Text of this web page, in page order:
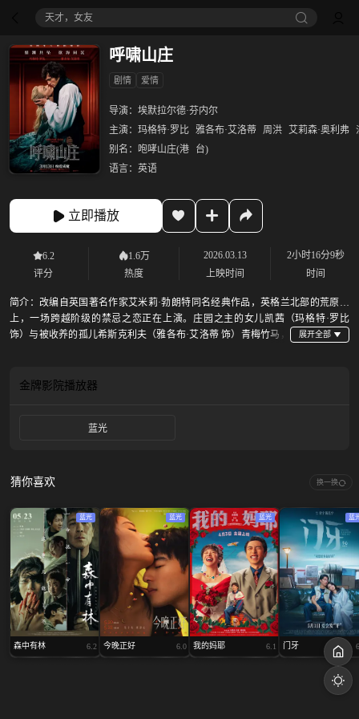
天才，女友
呼啸山庄
剧情 爱情
导演： 埃默拉尔德·芬内尔
主演： 玛格特·罗比 雅各布·艾洛蒂 周洪 艾莉森·奥利弗
别名： 咆哮山庄(港
台)
语言： 英语
立即播放
6.2
评分
1.6万
热度
2026.03.13
上映时间
2小时16分9秒
时间
简介：改编自英国著名作家艾米莉·勃朗特同名经典作品，英格兰北部的荒原之
上，一场跨越阶级的禁忌之恋正在上演。庄园之主的女儿凯茜（玛格特·罗比
饰）与被收养的孤儿希斯克利夫（雅各布·艾洛蒂 饰）青梅竹马，
关于欲望、爱与疯狂的史诗篇章。
金牌影院播放器
蓝光
猜你喜欢 换一换
蓝光
森中有林 6.2
蓝光
今晚正好 6.0
蓝光
我的妈耶 6.1
蓝
门牙